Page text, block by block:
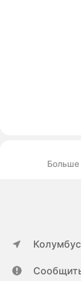
Больше
Колумбус